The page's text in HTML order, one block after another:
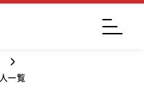
一覧